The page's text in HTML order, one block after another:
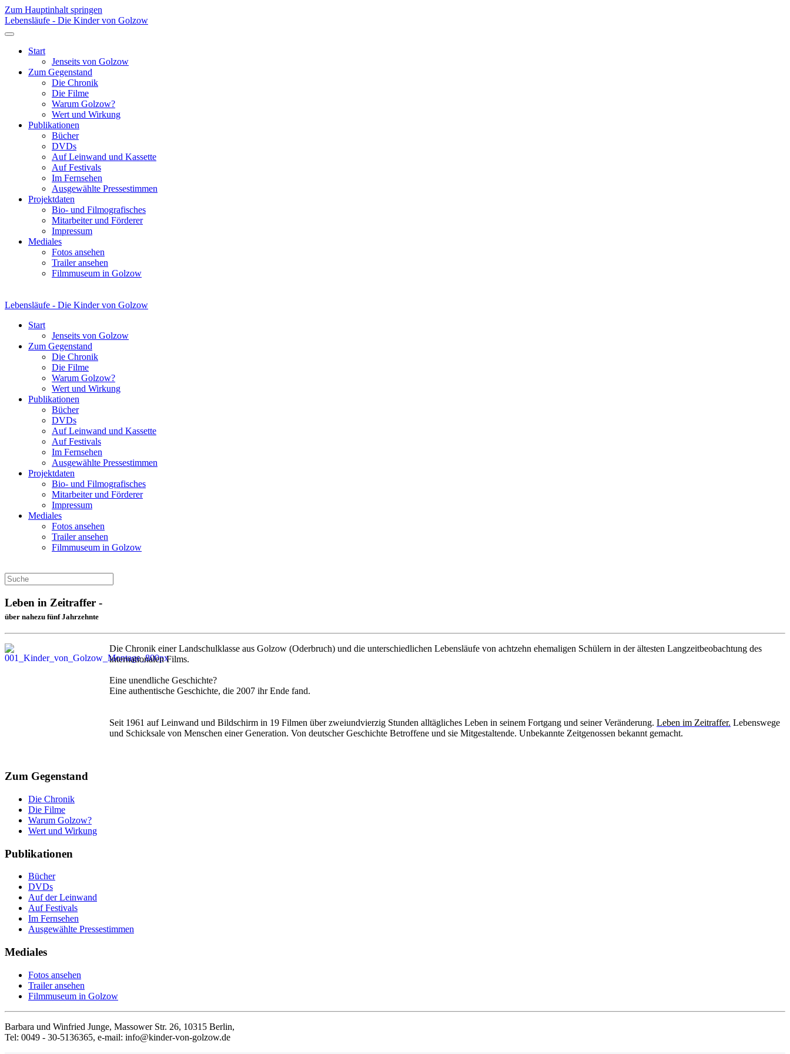
Zum Hauptinhalt springen
Lebensläufe - Die Kinder von Golzow
Start
Jenseits von Golzow
Zum Gegenstand
Die Chronik
Die Filme
Warum Golzow?
Wert und Wirkung
Publikationen
Bücher
DVDs
Auf Leinwand und Kassette
Auf Festivals
Im Fernsehen
Ausgewählte Pressestimmen
Projektdaten
Bio- und Filmografisches
Mitarbeiter und Förderer
Impressum
Mediales
Fotos ansehen
Trailer ansehen
Filmmuseum in Golzow
Lebensläufe - Die Kinder von Golzow
Start
Jenseits von Golzow
Zum Gegenstand
Die Chronik
Die Filme
Warum Golzow?
Wert und Wirkung
Publikationen
Bücher
DVDs
Auf Leinwand und Kassette
Auf Festivals
Im Fernsehen
Ausgewählte Pressestimmen
Projektdaten
Bio- und Filmografisches
Mitarbeiter und Förderer
Impressum
Mediales
Fotos ansehen
Trailer ansehen
Filmmuseum in Golzow
Leben in Zeitraffer -
über nahezu fünf Jahrzehnte
Die Chronik einer Landschulklasse aus Golzow (Oderbruch) und die unterschiedlichen Lebensläufe von achtzehn ehemaligen Schülern in der ältesten Langzeitbeobachtung des
internationalen Films.
Eine unendliche Geschichte?
Eine authentische Geschichte, die 2007 ihr Ende fand.
Seit 1961 auf Leinwand und Bildschirm in 19 Filmen über zweiundvierzig Stunden alltägliches Leben in seinem Fortgang und seiner Veränderung. Leben im Zeitraffer. Lebenswege
und Schicksale von Menschen einer Generation. Von deutscher Geschichte Betroffene und sie Mitgestaltende. Unbekannte Zeitgenossen bekannt gemacht.
Zum Gegenstand
Die Chronik
Die Filme
Warum Golzow?
Wert und Wirkung
Publikationen
Bücher
DVDs
Auf der Leinwand
Auf Festivals
Im Fernsehen
Ausgewählte Pressestimmen
Mediales
Fotos ansehen
Trailer ansehen
Filmmuseum in Golzow
Barbara und Winfried Junge, Massower Str. 26, 10315 Berlin,
Tel: 0049 - 30-5136365, e-mail: info@kinder-von-golzow.de